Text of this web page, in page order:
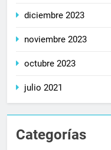
diciembre 2023
noviembre 2023
octubre 2023
julio 2021
Categorías